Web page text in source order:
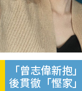
「曾志偉新抱
後貫徹「慳家